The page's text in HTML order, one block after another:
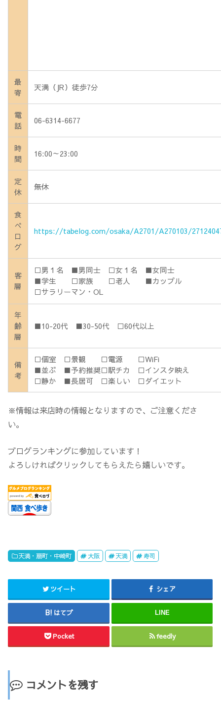
最
寄
天満（JR）徒歩7分
電
話
06-6314-6677
時
間
16:00～23:00
定
休
無休
食
べ
ロ
グ
https://tabelog.com/osaka/A2701/A270103/
客
層
□男１名 ■男同士 □女１名 ■女同士
■学生 □家族 □老人 ■カップル
□サラリーマン・OL
年
齢
層
■10-20代 ■30-50代 □60代以上
備
考
□個室 □景観 □電源 □WiFi
■並ぶ ■予約推奨□駅チカ □インスタ映え
□静か ■長居可 □楽しい □ダイエット
※情報は来店時の情報となりますので、ご注意くださ
い。
ブログランキングに参加しています！
よろしければクリックしてもらえたら嬉しいです。
天満・扇町・中崎町 大阪 天満 寿司
ツイート シェア
はてブ LINE
Pocket feedly
コメントを残す